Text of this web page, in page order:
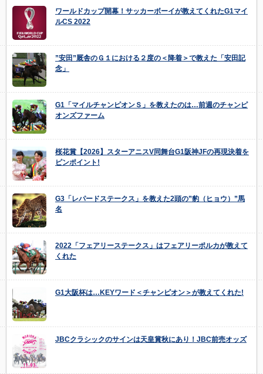
ワールドカップ開幕！サッカーボーイが教えてくれたG1マイ
ルCS 2022
”安田”厩舎のＧ１における２度の＜降着＞で教えた「安田記
念」
G1「マイルチャンピオンＳ」を教えたのは…前週のチャンピ
オンズファーム
桜花賞【2026】スターアニスV同舞台G1阪神JFの再現決着を
ピンポイント!
G3「レパードステークス」を教えた2頭の”豹（ヒョウ）”馬
名
2022「フェアリーステークス」はフェアリーポルカが教えて
くれた
G1大阪杯は…KEYワード＜チャンピオン＞が教えてくれた!
JBCクラシックのサインは天皇賞秋にあり！JBC前売オッズ